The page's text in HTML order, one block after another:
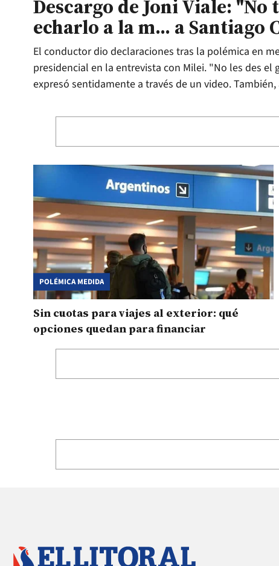
Descargo de Joni Viale: "No
echarlo a la m... a Santiago
El conductor dio declaraciones tras la polémica en
presidencial en la entrevista con Milei. "No les des
expresó sentidamente a través de un video.
POLÉMICA MEDIDA
Sin cuotas para viajes al exterior: qué
opciones quedan para financiar